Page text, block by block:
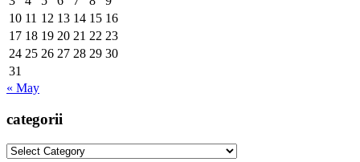
10 11 12 13 14 15 16
17 18 19 20 21 22 23
24 25 26 27 28 29 30
31
« May
categorii
categorii